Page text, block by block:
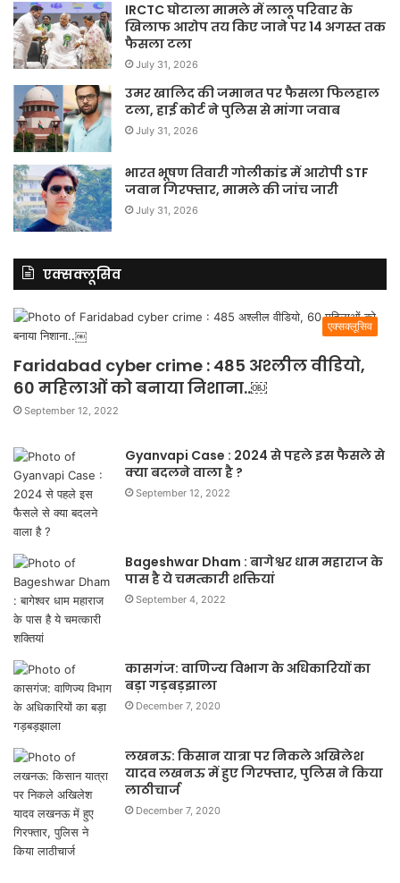
IRCTC घोटाला मामले में लालू परिवार के
खिलाफ आरोप तय किए जाने पर 14 अगस्त तक
फैसला टला
July 31, 2026
उमर खालिद की जमानत पर फैसला फिलहाल
टला, हाई कोर्ट ने पुलिस से मांगा जवाब
July 31, 2026
भारत भूषण तिवारी गोलीकांड में आरोपी STF
जवान गिरफ्तार, मामले की जांच जारी
July 31, 2026
एक्सक्लूसिव
एक्सक्लूसिव
Faridabad cyber crime : 485 अश्लील वीडियो,
60 महिलाओं को बनाया निशाना..￼
September 12, 2022
Gyanvapi Case : 2024 से पहले इस फैसले से
क्या बदलने वाला है ?
September 12, 2022
Bageshwar Dham : बागेश्वर धाम महाराज के
पास है ये चमत्कारी शक्तियां
September 4, 2022
कासगंज: वाणिज्य विभाग के अधिकारियों का
बड़ा गड़बड़झाला
December 7, 2020
लखनऊ: किसान यात्रा पर निकले अखिलेश
यादव लखनऊ में हुए गिरफ्तार, पुलिस ने किया
लाठीचार्ज
December 7, 2020